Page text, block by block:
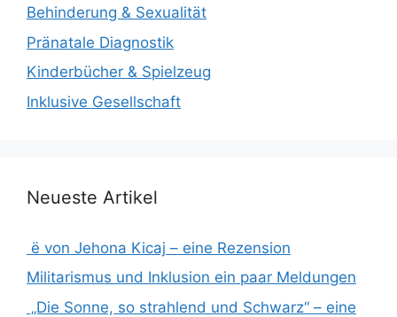
Behinderung & Sexualität
Pränatale Diagnostik
Kinderbücher & Spielzeug
Inklusive Gesellschaft
Neueste Artikel
ë von Jehona Kicaj – eine Rezension
Militarismus und Inklusion ein paar Meldungen
„Die Sonne, so strahlend und Schwarz“ – eine